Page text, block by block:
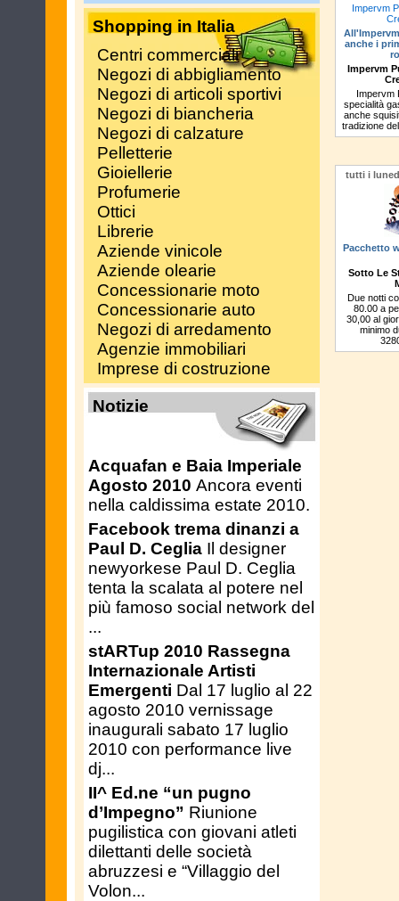
Shopping in Italia
Centri commerciali
Negozi di abbigliamento
Negozi di articoli sportivi
Negozi di biancheria
Negozi di calzature
Pelletterie
Gioiellerie
Profumerie
Ottici
Librerie
Aziende vinicole
Aziende olearie
Concessionarie moto
Concessionarie auto
Negozi di arredamento
Agenzie immobiliari
Imprese di costruzione
Notizie
Acquafan e Baia Imperiale
Agosto 2010 Ancora eventi
nella caldissima estate 2010.
Facebook trema dinanzi a
Paul D. Ceglia Il designer
newyorkese Paul D. Ceglia
tenta la scalata al potere nel
più famoso social network del
...
stARTup 2010 Rassegna
Internazionale Artisti
Emergenti Dal 17 luglio al 22
agosto 2010 vernissage
inaugurali sabato 17 luglio
2010 con performance live
dj...
II^ Ed.ne “un pugno
d’Impegno” Riunione
pugilistica con giovani atleti
dilettanti delle società
abruzzesi e “Villaggio del
Volon...
Impervm
anche i
Impervm
Impervm
specialità
anche
tradizione
tutti i
Pacchetto
Sotto Le
Due notti
80.00 a
30,00 al
minimo